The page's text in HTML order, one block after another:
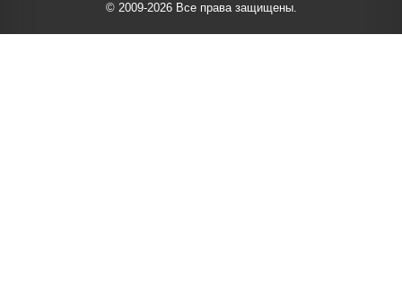
© 2009-2026 Все права защищены.